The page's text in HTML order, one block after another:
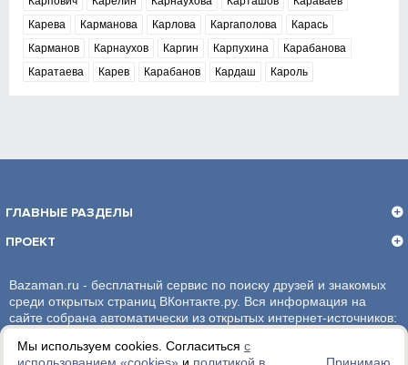
Мы используем cookies. Согласиться с
Карева
Карманова Карлова Каргаполова
Карась
Карманов
Карнаухов Каргин Карпухина
Карабанова
Каратаева
Карев Карабанов Кардаш Кароль
ГЛАВНЫЕ РАЗДЕЛЫ
ПРОЕКТ
Bazaman.ru - бесплатный сервис по поиску друзей и знакомых
среди открытых страниц ВКонтакте.ру. Вся информация на
сайте собрана автоматически из открытых интернет-источников:
администрация сайта ответственности не несет.